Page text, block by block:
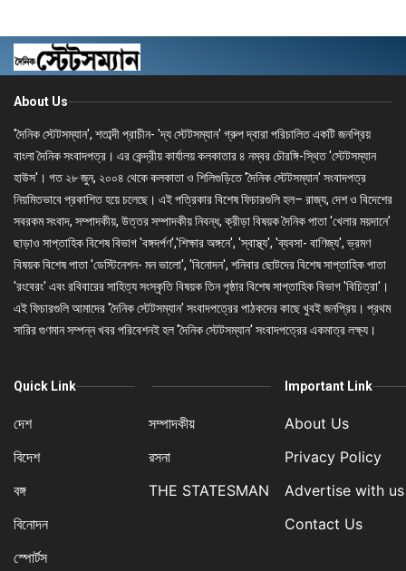
About Us
'দৈনিক স্টেটসম্যান', শতাব্দী প্রাচীন- 'দ্য স্টেটসম্যান' গ্রুপ দ্বারা পরিচালিত একটি জনপ্রিয়
বাংলা দৈনিক সংবাদপত্র। এর কেন্দ্রীয় কার্যালয় কলকাতার ৪ নম্বর চৌরঙ্গি-স্থিত 'স্টেটসম্যান
হাউস'। গত ২৮ জুন, ২০০৪ থেকে কলকাতা ও শিলিগুড়িতে 'দৈনিক স্টেটসম্যান' সংবাদপত্র
নিয়মিতভাবে প্রকাশিত হয়ে চলেছে। এই পত্রিকার বিশেষ ফিচারগুলি হল– রাজ্য, দেশ ও বিদেশের
সবরকম সংবাদ, সম্পাদকীয়, উত্তর সম্পাদকীয় নিবন্ধ, ক্রীড়া বিষয়ক দৈনিক পাতা 'খেলার ময়দানে'
ছাড়াও সাপ্তাহিক বিশেষ বিভাগ 'বঙ্গদর্পণ','শিক্ষার অঙ্গনে', 'স্বাস্থ্য', 'ব্যবসা- বাণিজ্য', ভ্রমণ
বিষয়ক বিশেষ পাতা 'ডেস্টিনেশন- মন ভালো', 'বিনোদন', শনিবার ছোটদের বিশেষ সাপ্তাহিক পাতা
'রংবেরং' এবং রবিবারের সাহিত্য সংস্কৃতি বিষয়ক তিন পৃষ্ঠার বিশেষ সাপ্তাহিক বিভাগ 'বিচিত্রা'।
এই ফিচারগুলি আমাদের 'দৈনিক স্টেটসম্যান' সংবাদপত্রের পাঠকদের কাছে খুবই জনপ্রিয়। প্রথম
সারির গুণমান সম্পন্ন খবর পরিবেশনই হল 'দৈনিক স্টেটসম্যান' সংবাদপত্রের একমাত্র লক্ষ্য।
Quick Link
দেশ
বিদেশ
বঙ্গ
বিনোদন
স্পোর্টস
সম্পাদকীয়
রসনা
THE STATESMAN
Important Link
About Us
Privacy Policy
Advertise with us
Contact Us